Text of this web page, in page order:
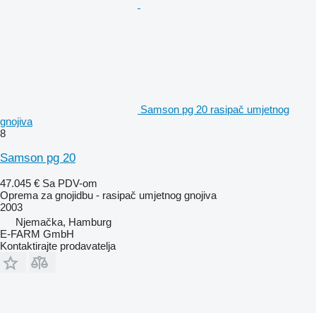
Samson pg 20 rasipač umjetnog
gnojiva
8
Samson pg 20
47.045 € Sa PDV-om
Oprema za gnojidbu - rasipač umjetnog gnojiva
2003
Njemačka, Hamburg
E-FARM GmbH
Kontaktirajte prodavatelja